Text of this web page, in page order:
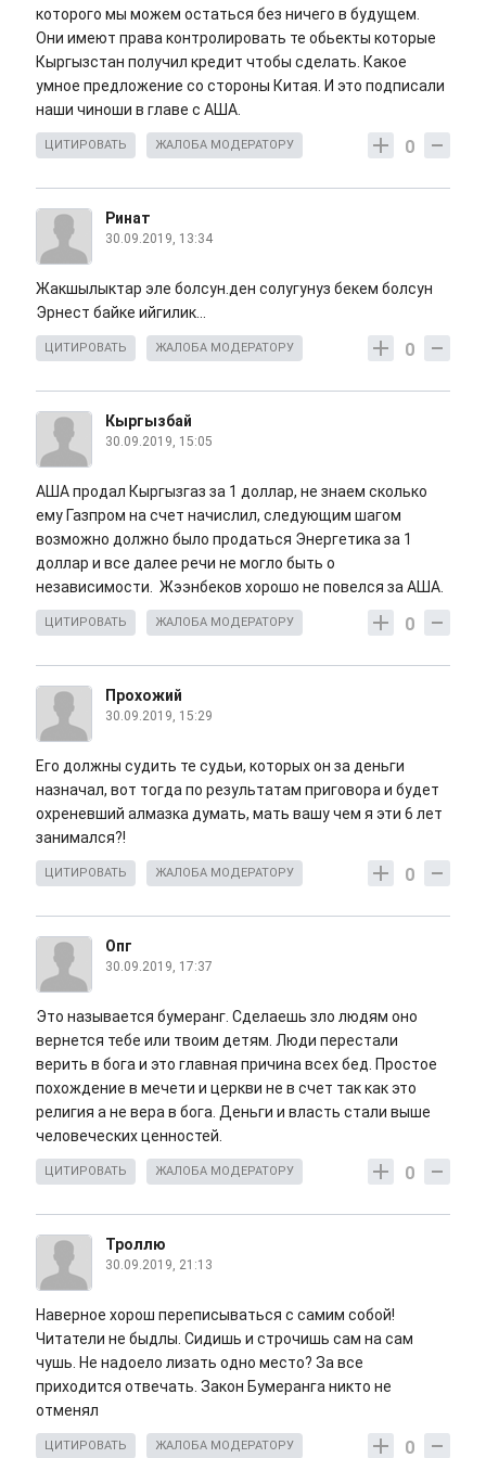
которого мы можем остаться без ничего в будущем.
Они имеют права контролировать те обьекты которые
Кыргызстан получил кредит чтобы сделать. Какое
умное предложение со стороны Китая. И это подписали
наши чиноши в главе с АША.
0
ЦИТИРОВАТЬ ЖАЛОБА МОДЕРАТОРУ
Ринат
30.09.2019, 13:34
Жакшылыктар эле болсун.ден солугунуз бекем болсун
Эрнест байке ийгилик...
0
ЦИТИРОВАТЬ ЖАЛОБА МОДЕРАТОРУ
Кыргызбай
30.09.2019, 15:05
АША продал Кыргызгаз за 1 доллар, не знаем сколько
ему Газпром на счет начислил, следующим шагом
возможно должно было продаться Энергетика за 1
доллар и все далее речи не могло быть о
независимости. Жээнбеков хорошо не повелся за АША.
0
ЦИТИРОВАТЬ ЖАЛОБА МОДЕРАТОРУ
Прохожий
30.09.2019, 15:29
Его должны судить те судьи, которых он за деньги
назначал, вот тогда по результатам приговора и будет
охреневший алмазка думать, мать вашу чем я эти 6 лет
занимался?!
0
ЦИТИРОВАТЬ ЖАЛОБА МОДЕРАТОРУ
Опг
30.09.2019, 17:37
Это называется бумеранг. Сделаешь зло людям оно
вернется тебе или твоим детям. Люди перестали
верить в бога и это главная причина всех бед. Простое
похождение в мечети и церкви не в счет так как это
религия а не вера в бога. Деньги и власть стали выше
человеческих ценностей.
0
ЦИТИРОВАТЬ ЖАЛОБА МОДЕРАТОРУ
Троллю
30.09.2019, 21:13
Наверное хорош переписываться с самим собой!
Читатели не быдлы. Сидишь и строчишь сам на сам
чушь. Не надоело лизать одно место? За все
приходится отвечать. Закон Бумеранга никто не
отменял
0
ЦИТИРОВАТЬ ЖАЛОБА МОДЕРАТОРУ